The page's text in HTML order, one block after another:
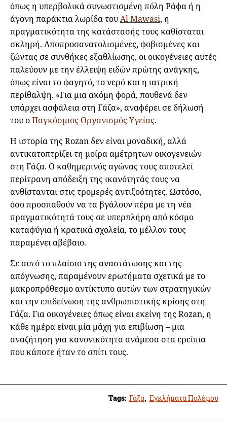
όπως η υπερβολικά συνωστισμένη πόλη Ράφα ή η
άγονη παράκτια λωρίδα τουAl Mawasi, η
πραγματικότητα της κατάστασής τους καθίσταται
σκληρή. Αποπροσανατολισμένες, φοβισμένες και
ζώντας σε συνθήκες εξαθλίωσης, οι οικογένειες αυτές
παλεύουν με την έλλειψη ειδών πρώτης ανάγκης,
όπως είναι το φαγητό, το νερό και η ιατρική
περίθαλψη. «Για μια ακόμη φορά, πουθενά δεν
υπάρχει ασφάλεια στη Γάζα», αναφέρει σε δήλωσή
του οΠαγκόσμιος Οργανισμός Υγείας.
Η ιστορία της Rozan δεν είναι μοναδική, αλλά
αντικατοπτρίζει τη μοίρα αμέτρητων οικογενειών
στη Γάζα. Ο καθημερινός αγώνας τους αποτελεί
περίτρανη απόδειξη της ικανότητάς τους να
ανθίστανται στις τρομερές αντιξοότητες. Ωστόσο,
όσο προσπαθούν να τα βγάλουν πέρα με τη νέα
πραγματικότητά τους σε υπερπλήρη από κόσμο
καταφύγια ή κρατικά σχολεία, το μέλλον τους
παραμένει αβέβαιο.
Σε αυτό το πλαίσιο της αναστάτωσης και της
απόγνωσης, παραμένουν ερωτήματα σχετικά με το
μακροπρόθεσμο αντίκτυπο αυτών των στρατηγικών
και την επιδείνωση της ανθρωπιστικής κρίσης στη
Γάζα. Για οικογένειες όπως είναι εκείνη της Rozan, η
κάθε ημέρα είναι μία μάχη για επιβίωση – μια
αναζήτηση για κανονικότητα ανάμεσα στα ερείπια
που κάποτε ήταν το σπίτι τους.
Tags: Γάζα, Εγκλήματα Πολέμου